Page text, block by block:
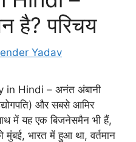
है? परिचय
Yadav
Hindi – अनंत अंबानी
और सबसे आमिर
में यह एक बिजनेसमैन भी हैं,
भारत में हुआ था, वर्तमान